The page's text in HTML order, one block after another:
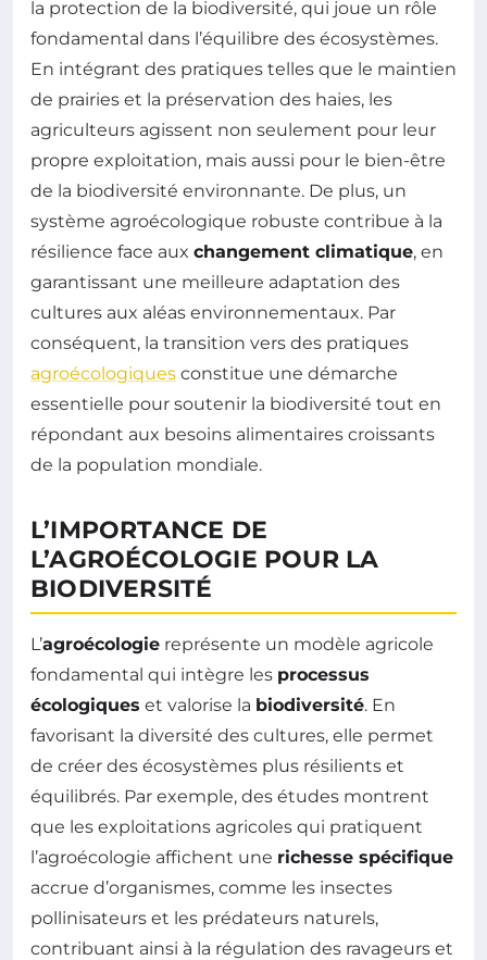
la protection de la biodiversité, qui joue un rôle
fondamental dans l’équilibre des écosystèmes.
En intégrant des pratiques telles que le maintien
de prairies et la préservation des haies, les
agriculteurs agissent non seulement pour leur
propre exploitation, mais aussi pour le bien-être
de la biodiversité environnante. De plus, un
système agroécologique robuste contribue à la
résilience face aux changement climatique, en
garantissant une meilleure adaptation des
cultures aux aléas environnementaux. Par
conséquent, la transition vers des pratiques
agroécologiques constitue une démarche
essentielle pour soutenir la biodiversité tout en
répondant aux besoins alimentaires croissants
de la population mondiale.
L’IMPORTANCE DE
L’AGROÉCOLOGIE POUR LA
BIODIVERSITÉ
L’agroécologie représente un modèle agricole
fondamental qui intègre les processus
écologiques et valorise la biodiversité. En
favorisant la diversité des cultures, elle permet
de créer des écosystèmes plus résilients et
équilibrés. Par exemple, des études montrent
que les exploitations agricoles qui pratiquent
l’agroécologie affichent une richesse spécifique
accrue d’organismes, comme les insectes
pollinisateurs et les prédateurs naturels,
contribuant ainsi à la régulation des ravageurs et